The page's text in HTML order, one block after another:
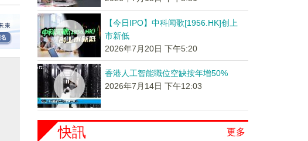
【今日IPO】中科闻歌[1956.HK]创上
市新低
2026年7月20日 下午5:20
香港人工智能職位空缺按年增50%
2026年7月14日 下午12:03
更多
快訊